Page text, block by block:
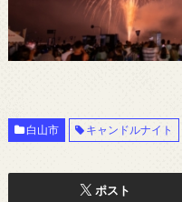
白山市 キャンドルナイト
ポスト